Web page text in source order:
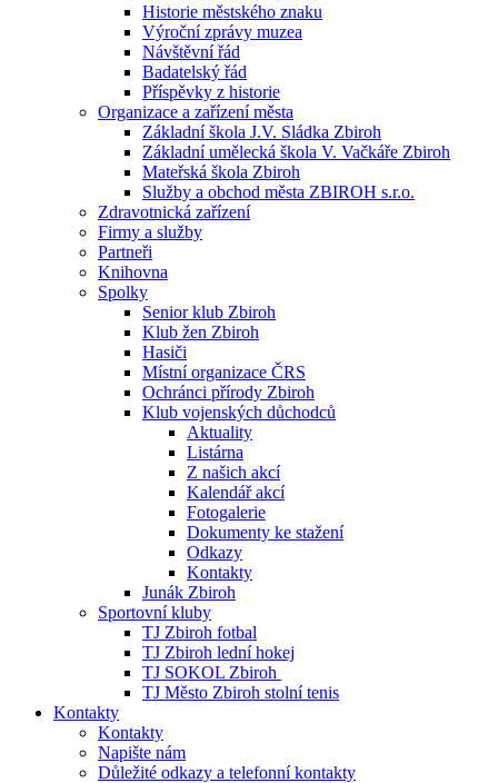
Historie městského znaku
Výroční zprávy muzea
Návštěvní řád
Badatelský řád
Příspěvky z historie
Organizace a zařízení města
Základní škola J.V. Sládka Zbiroh
Základní umělecká škola V. Vačkáře Zbiroh
Mateřská škola Zbiroh
Služby a obchod města ZBIROH s.r.o.
Zdravotnická zařízení
Firmy a služby
Partneři
Knihovna
Spolky
Senior klub Zbiroh
Klub žen Zbiroh
Hasiči
Místní organizace ČRS
Ochránci přírody Zbiroh
Klub vojenských důchodců
Aktuality
Listárna
Z našich akcí
Kalendář akcí
Fotogalerie
Dokumenty ke stažení
Odkazy
Kontakty
Junák Zbiroh
Sportovní kluby
TJ Zbiroh fotbal
TJ Zbiroh lední hokej
TJ SOKOL Zbiroh
TJ Město Zbiroh stolní tenis
Kontakty
Kontakty
Napište nám
Důležité odkazy a telefonní kontakty